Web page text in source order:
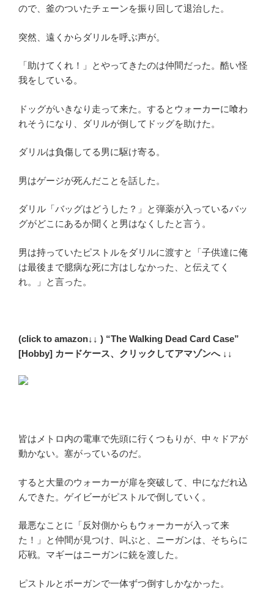
ので、釜のついたチェーンを振り回して退治した。
突然、遠くからダリルを呼ぶ声が。
「助けてくれ！」とやってきたのは仲間だった。酷い怪
我をしている。
ドッグがいきなり走って来た。するとウォーカーに喰わ
れそうになり、ダリルが倒してドッグを助けた。
ダリルは負傷してる男に駆け寄る。
男はゲージが死んだことを話した。
ダリル「バッグはどうした？」と弾薬が入っているバッ
グがどこにあるか聞くと男はなくしたと言う。
男は持っていたピストルをダリルに渡すと「子供達に俺
は最後まで臆病な死に方はしなかった、と伝えてく
れ。」と言った。
(click to amazon↓↓ ) “The Walking Dead Card Case”
[Hobby] カードケース、クリックしてアマゾンへ ↓↓
皆はメトロ内の電車で先頭に行くつもりが、中々ドアが
動かない。塞がっているのだ。
すると大量のウォーカーが扉を突破して、中になだれ込
んできた。ゲイビーがピストルで倒していく。
最悪なことに「反対側からもウォーカーが入って来
た！」と仲間が見つけ、叫ぶと、ニーガンは、そちらに
応戦。マギーはニーガンに銃を渡した。
ピストルとボーガンで一体ずつ倒すしかなかった。